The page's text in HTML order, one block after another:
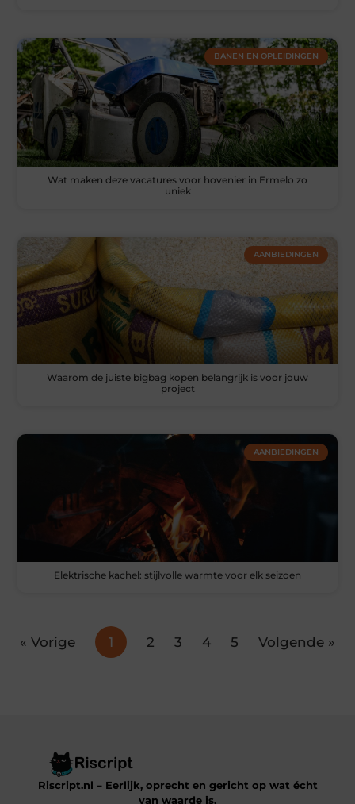
BANEN EN OPLEIDINGEN
Wat maken deze vacatures voor hovenier in Ermelo zo
uniek
AANBIEDINGEN
Waarom de juiste bigbag kopen belangrijk is voor jouw
project
AANBIEDINGEN
Elektrische kachel: stijlvolle warmte voor elk seizoen
« Vorige 1 2 3 4 5 Volgende »
Riscript.nl – Eerlijk, oprecht en gericht op wat écht
van waarde is.